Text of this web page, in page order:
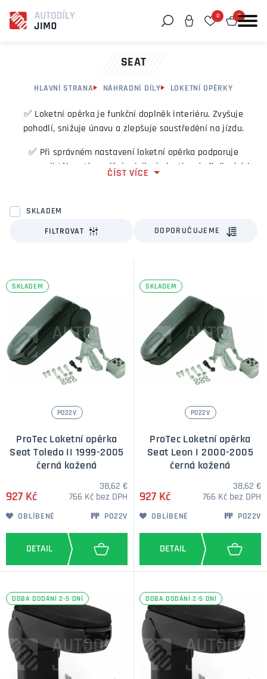
0 0
SEAT
HLAVNÍ STRANA NÁHRADNÍ DÍLY LOKETNÍ OPĚRKY
✅ Loketní opěrka je funkční doplněk interiéru. Zvyšuje
pohodlí, snižuje únavu a zlepšuje soustředění na jízdu.
✅ Při správném nastavení loketní opěrka podporuje
ergonomii těla a tím snižuje riziko bolesti zad při dlouhých
✅ Loketní opěrka přispívá k lepší stabilitě řidiče při řízení,
ČÍST VÍCE
SKLADEM
FILTROVAT DOPORUČUJEME
SKLADEM
P022V
ProTec Loketní opěrka
Seat Toledo II 1999-2005
černá kožená
927 Kč
38,62 €
766 Kč bez DPH
OBLÍBENÉ P022V
SKLADEM
P022V
ProTec Loketní opěrka
Seat Leon I 2000-2005
černá kožená
927 Kč
38,62 €
766 Kč bez DPH
OBLÍBENÉ P022V
DOBA DODÁNÍ 2-5 DNÍ DOBA DODÁNÍ 2-5 DNÍ